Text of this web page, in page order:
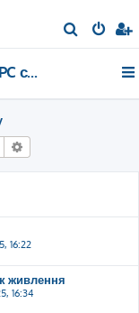
о
IBM PC сумісне після 2000 року
Пошук
16:22
живлення
16:34